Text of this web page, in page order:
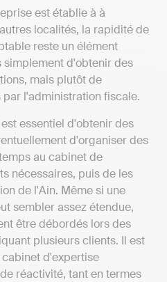
est établie à à
localités, la rapidité de
reste un élément
simplement d'obtenir des
mais plutôt de
l'administration fiscale.
essentiel d'obtenir des
d'organiser des
au cabinet de
nécessaires, puis de les
de l'Ain. Même si une
sembler assez étendue,
être débordés lors des
plusieurs clients. Il est
d'expertise
réactivité, tant en termes